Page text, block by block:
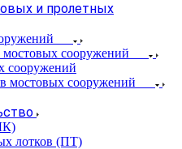
и пролетных
мостовых сооружений
сооружений
мостовых сооружений
лотков (ПТ)